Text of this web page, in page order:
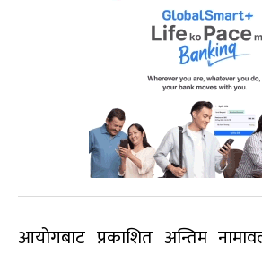
आयोगबाट प्रकाशित अन्तिम